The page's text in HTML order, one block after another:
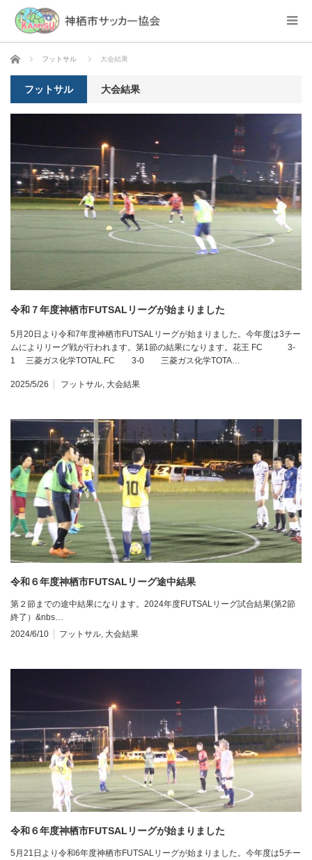
ホーム フットサル 大会結果
フットサル 大会結果
令和７年度神栖市FUTSALリーグが始まりました
5月20日より令和7年度神栖市FUTSALリーグが始まりました。今年度は3チー
ムによりリーグ戦が行われます。第1節の結果になります。花王 FC 3-
1 三菱ガス化学TOTAL.FC 3-0 三菱ガス化学TOTA…
2025/5/26 フットサル, 大会結果
令和６年度神栖市FUTSALリーグ途中結果
第２節までの途中結果になります。2024年度FUTSALリーグ試合結果(第2節
終了）&nbs…
2024/6/10
フットサル 大会結果
令和６年度神栖市FUTSALリーグが始まりました
5月21日より令和6年度神栖市FUTSALリーグが始まりました。今年度は5チー